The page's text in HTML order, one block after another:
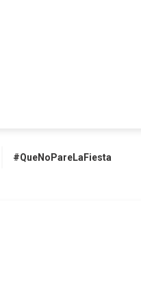
#QueNoPareLaFiesta